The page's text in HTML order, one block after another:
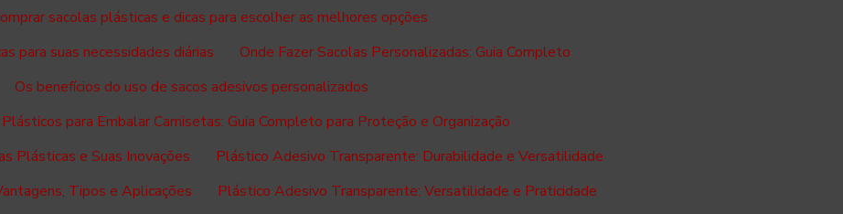
sacolas plásticas e dicas para escolher as melhores opções
para suas necessidades diárias
Onde Fazer Sacolas Personalizadas: Guia Completo
Os benefícios do uso de sacos adesivos personalizados
para Embalar Camisetas: Guia Completo para Proteção e Organização
Plásticas e Suas Inovações
Plástico Adesivo Transparente: Durabilidade e Versatilidade
Tipos e Aplicações
Plástico Adesivo Transparente: Versatilidade e Praticidade